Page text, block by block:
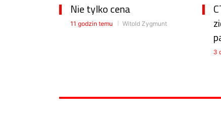
Nie tylko cena
11 godzin temu Witold Zygmunt
3